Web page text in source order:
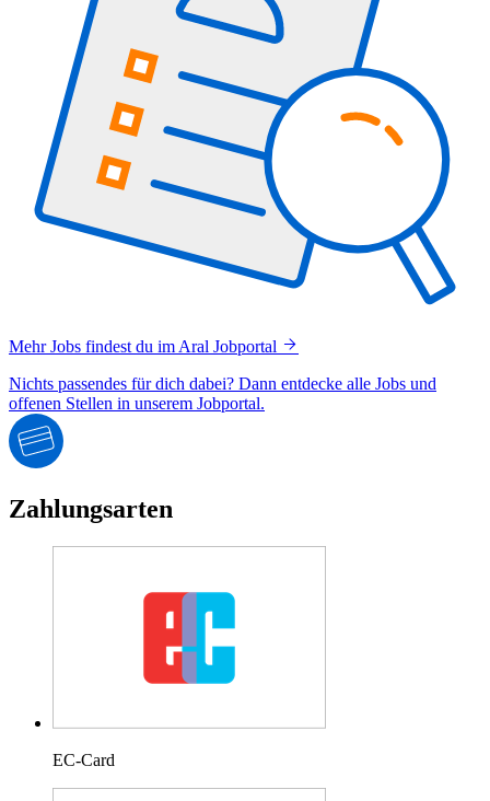
Mehr Jobs findest du im Aral Jobportal
Nichts passendes für dich dabei? Dann entdecke alle Jobs und
offenen Stellen in unserem Jobportal.
Zahlungsarten
EC-Card